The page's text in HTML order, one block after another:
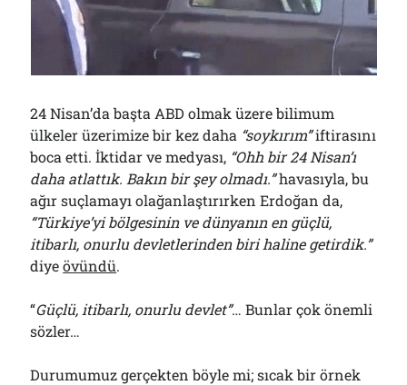
01/08/2026
Arşivler
24 Nisan’da başta ABD olmak üzere bilimum
ülkeler üzerimize bir kez daha “soykırım”iftirasını
boca etti. İktidar ve medyası, “Ohh bir 24 Nisan’ı
daha atlattık. Bakın bir şey olmadı.”havasıyla, bu
ağır suçlamayı olağanlaştırırken Erdoğan da,
“Türkiye’yi bölgesinin ve dünyanın en güçlü,
itibarlı, onurlu devletlerinden biri haline getirdik.”
diyeövündü.
“Güçlü, itibarlı, onurlu devlet”… Bunlar çok önemli
sözler…
Durumumuz gerçekten böyle mi; sıcak bir örnek